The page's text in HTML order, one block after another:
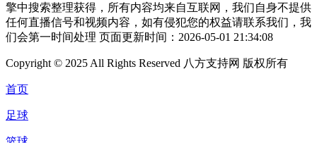
擎中搜索整理获得，所有内容均来自互联网，我们自身不提供
任何直播信号和视频内容，如有侵犯您的权益请联系我们，我
们会第一时间处理 页面更新时间：2026-05-01 21:34:08
Copyright © 2025 All Rights Reserved 八方支持网 版权所有
首页
足球